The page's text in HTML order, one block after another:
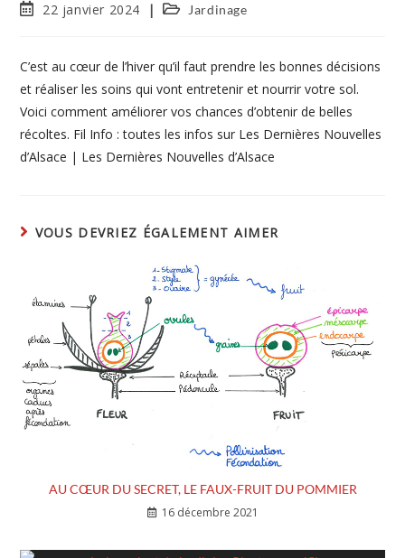
22 janvier 2024 Jardinage
C’est au cœur de l’hiver qu’il faut prendre les bonnes décisions
et réaliser les soins qui vont entretenir et nourrir votre sol.
Voici comment améliorer vos chances d’obtenir de belles
récoltes. Fil Info : toutes les infos sur Les Dernières Nouvelles
d’Alsace | Les Dernières Nouvelles d’Alsace
VOUS DEVRIEZ ÉGALEMENT AIMER
AU CŒUR DU SECRET, LE FAUX-FRUIT DU POMMIER
16 décembre 2021